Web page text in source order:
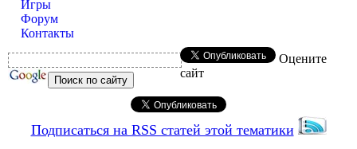
Игры
Форум
Контакты
Оцените
сайт
Подписаться на RSS статей этой тематики